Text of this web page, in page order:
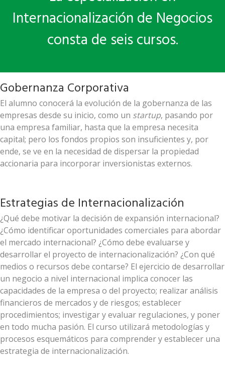
Internacionalización de Negocios
consta de seis cursos.
Gobernanza Corporativa
El alumno conocerá la evolución de la gobernanza de las
empresas desde su inicio, como un startup, pasando por
una empresa familiar, hasta que la empresa necesita
capital; pero los fondos propios son insuficientes y, por
ende, se ve en la necesidad de dispersar la propiedad
accionaria para incorporar inversionistas externos.
Estrategias de Internacionalización
¿Qué debe motivar la decisión de expansión internacional?
¿Cómo identificar oportunidades comerciales para abordar
el mercado internacional? ¿Cómo debe evaluarse y
desarrollar el proyecto de internacionalización? ¿Con qué
medios o recursos debe contarse? El ejercicio de desarrollar
un negocio a nivel internacional implica conocer las
capacidades de la empresa o del proyecto; realizar análisis
financieros de mercados y de riesgos; establecer
procedimientos; investigar y evaluar regulaciones, y poner
en todo mucha pasión. El curso utilizará metodologías y
procesos esquemáticos para comprender y establecer una
estrategia de internacionalización.